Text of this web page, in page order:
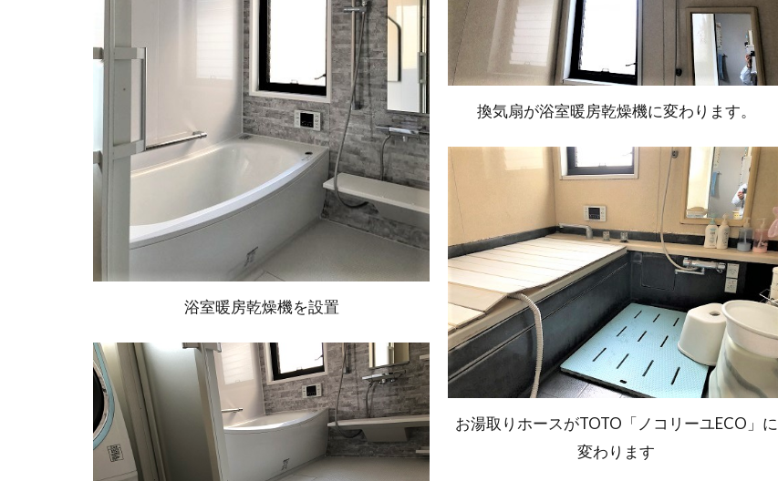
浴室暖房乾燥機を設置
換気扇が浴室暖房乾燥機に変わります。
お湯取りホースがTOTO「ノコリーユECO」に
変わります